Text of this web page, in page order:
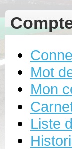
Mot
Mon
Liste